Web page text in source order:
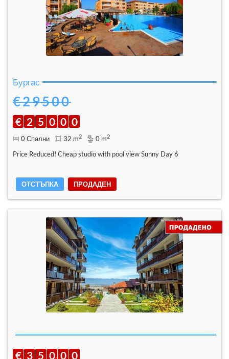
Бургас
€29500
€ 2 5 0 0 0
0 Спални 32 m2 0 m2
Price Reduced! Cheap studio with pool view Sunny Day 6
ОТСТЪПКА ПРОДАДЕН
€ 3 5 0 0 0